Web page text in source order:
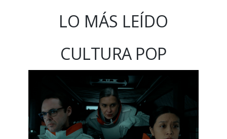
LO MÁS LEÍDO
CULTURA POP